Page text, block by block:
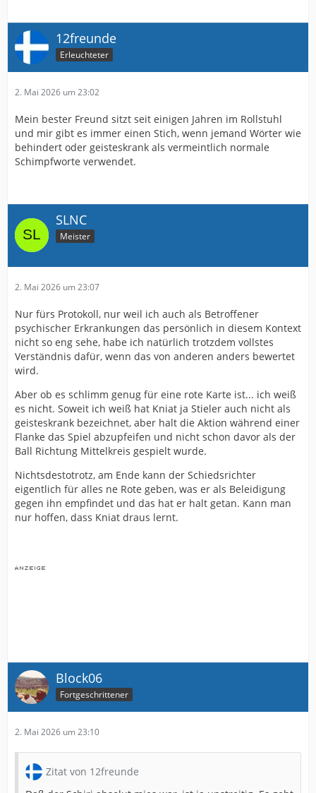
12freunde
Erleuchteter
2. Mai 2026 um 23:02
Mein bester Freund sitzt seit einigen Jahren im Rollstuhl
und mir gibt es immer einen Stich, wenn jemand Wörter wie
behindert oder geisteskrank als vermeintlich normale
Schimpfworte verwendet.
SLNC
Meister
2. Mai 2026 um 23:07
Nur fürs Protokoll, nur weil ich auch als Betroffener
psychischer Erkrankungen das persönlich in diesem Kontext
nicht so eng sehe, habe ich natürlich trotzdem vollstes
Verständnis dafür, wenn das von anderen anders bewertet
wird.
Aber ob es schlimm genug für eine rote Karte ist... ich weiß
es nicht. Soweit ich weiß hat Kniat ja Stieler auch nicht als
geisteskrank bezeichnet, aber halt die Aktion während einer
Flanke das Spiel abzupfeifen und nicht schon davor als der
Ball Richtung Mittelkreis gespielt wurde.
Nichtsdestotrotz, am Ende kann der Schiedsrichter
eigentlich für alles ne Rote geben, was er als Beleidigung
gegen ihn empfindet und das hat er halt getan. Kann man
nur hoffen, dass Kniat draus lernt.
Block06
Fortgeschrittener
2. Mai 2026 um 23:10
Zitat von 12freunde